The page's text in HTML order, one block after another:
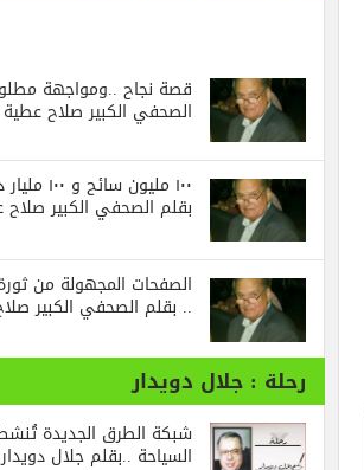
قصة نجاح ..ومواجهة
الصحفي الكبير صلاح عطية
١٠٠ مليون
بقلم الصحفي الكبير
.. بقلم الصحفي الكبير
رحلة : جلال دويدار
شبكة الطرق الجديدة
السياحة ..بقلم جلال دويدار